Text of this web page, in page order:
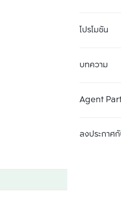
โปรโมชัน
บทความ
Agent
ลงประกาศกั